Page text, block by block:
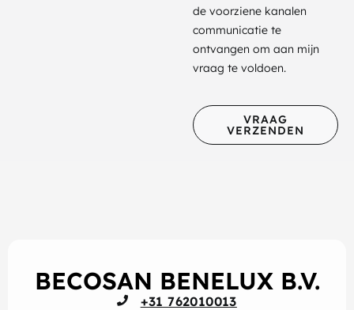
de voorziene kanalen
communicatie te
ontvangen om aan mijn
vraag te voldoen.
VRAAG
VERZENDEN
BECOSAN BENELUX B.V.
+31 762010013